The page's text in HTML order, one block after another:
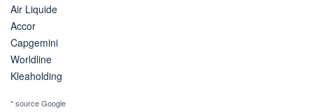
Air Liquide
Accor
Capgemini
Worldline
Kleaholding
* source Google